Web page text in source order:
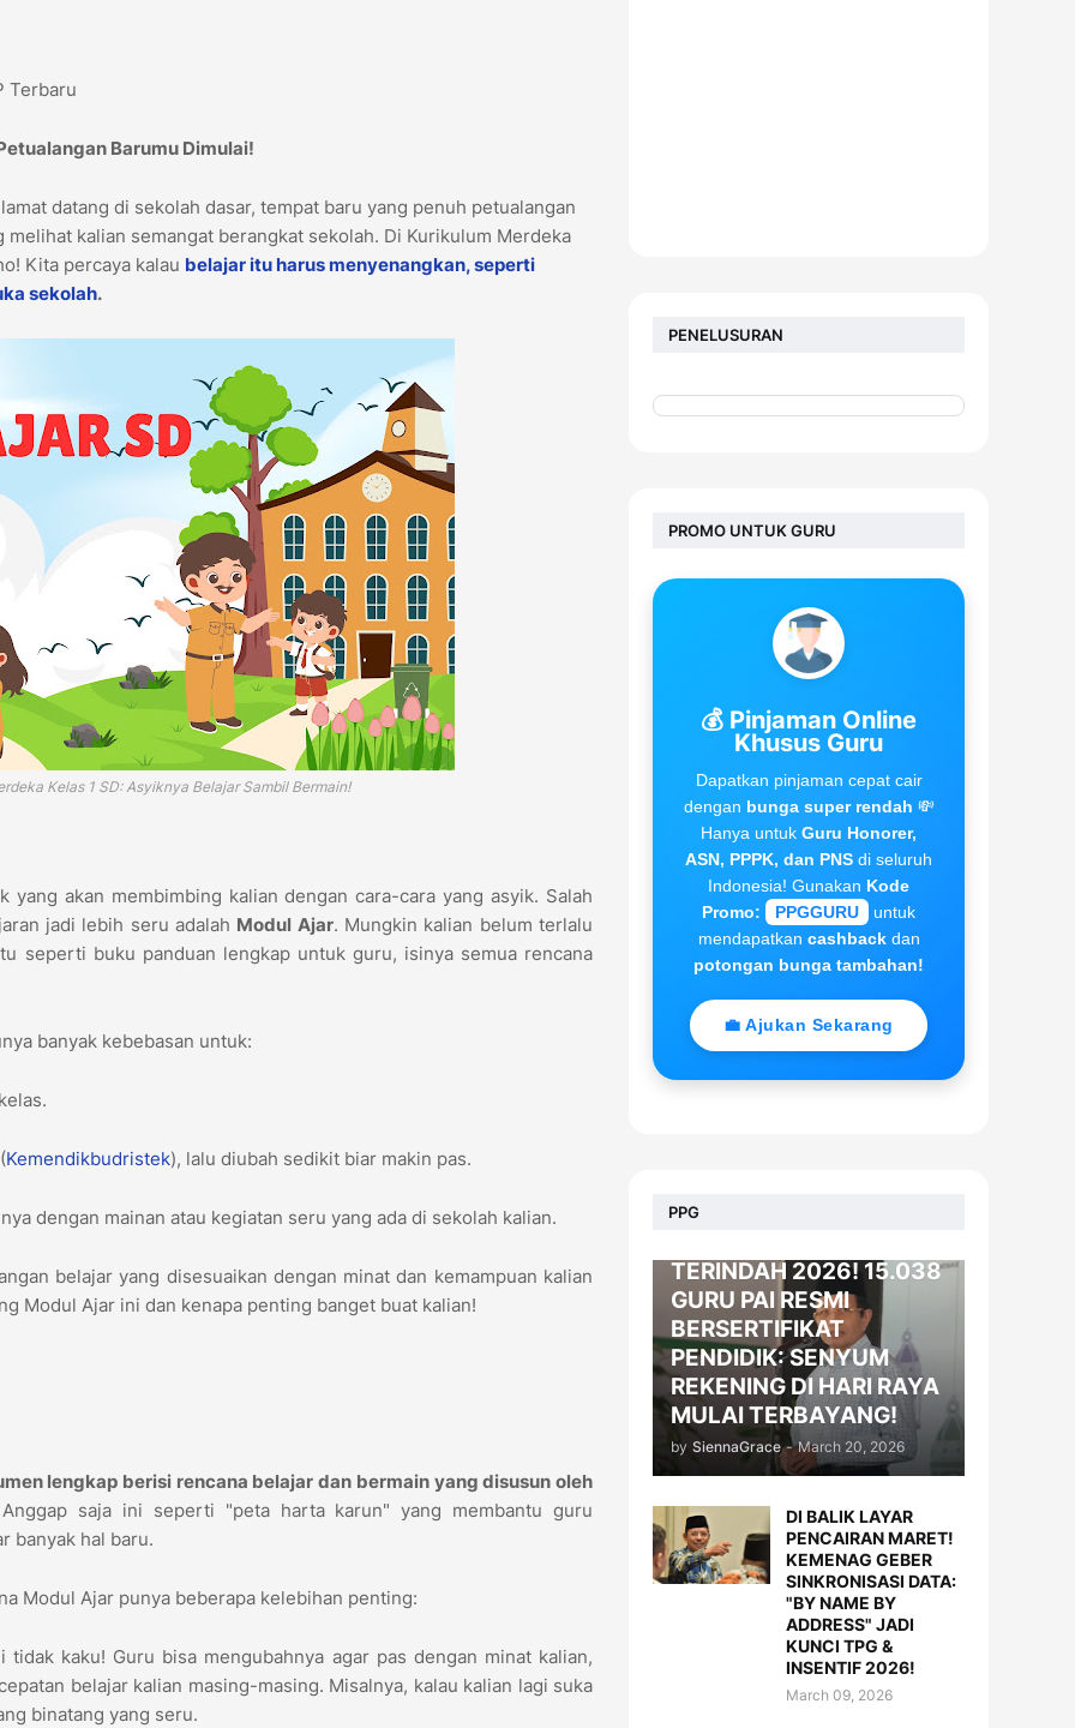
Terbaru
Barumu Dimulai!
datang di sekolah dasar, tempat baru yang penuh petualangan
kalian semangat berangkat sekolah. Di Kurikulum Merdeka
Kita percaya kalau belajar itu harus menyenangkan, seperti
sekolah.
Kelas 1 SD: Asyiknya Belajar Sambil Bermain!
akan membimbing kalian dengan cara-cara yang asyik. Salah
jadi lebih seru adalah Modul Ajar. Mungkin kalian belum terlalu
seperti buku panduan lengkap untuk guru, isinya semua rencana
banyak kebebasan untuk:
Kemendikbudristek), lalu diubah sedikit biar makin pas.
dengan mainan atau kegiatan seru yang ada di sekolah kalian.
belajar yang disesuaikan dengan minat dan kemampuan kalian
Modul Ajar ini dan kenapa penting banget buat kalian!
lengkap berisi rencana belajar dan bermain yang disusun oleh
saja ini seperti "peta harta karun" yang membantu guru
banyak hal baru.
Modul Ajar punya beberapa kelebihan penting:
kaku! Guru bisa mengubahnya agar pas dengan minat kalian,
belajar kalian masing-masing. Misalnya, kalau kalian lagi suka
binatang yang seru.
PENELUSURAN
PROMO UNTUK GURU
💰 Pinjaman Online
Khusus Guru
Dapatkan pinjaman cepat cair
dengan bunga super rendah 💸
Hanya untuk Guru Honorer,
ASN, PPPK, dan PNS di seluruh
Indonesia! Gunakan Kode
Promo:
PPGGURU
untuk
mendapatkan cashbackdan
potongan bunga tambahan!
💼 Ajukan Sekarang
PPG
BERITA
TERINDAH 2026! 15.038
GURU PAI RESMI
BERSERTIFIKAT
PENDIDIK: SENYUM
REKENING DI HARI RAYA
MULAI TERBAYANG!
by SiennaGrace - March 20, 2026
DI BALIK LAYAR
PENCAIRAN MARET!
KEMENAG GEBER
SINKRONISASI DATA:
"BY NAME BY
ADDRESS" JADI
KUNCI TPG &
INSENTIF 2026!
March 09, 2026